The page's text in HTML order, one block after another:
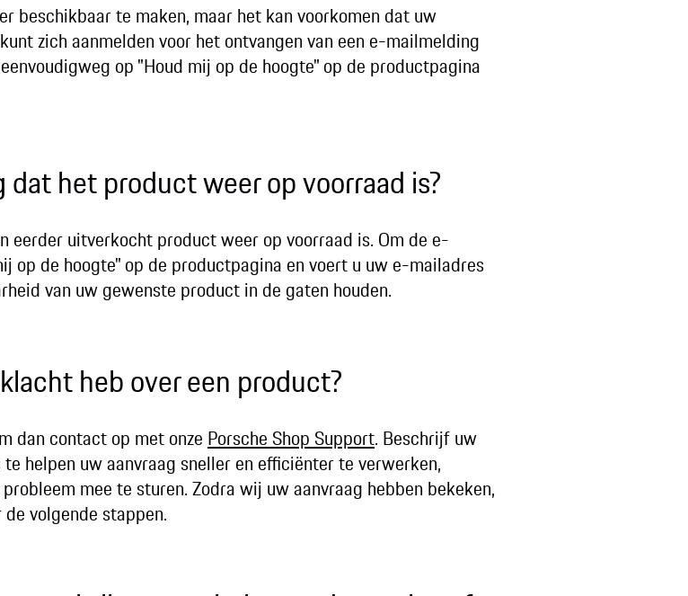
beschikbaar te maken, maar het kan voorkomen dat uw
zich aanmelden voor het ontvangen van een e-mailmelding
op "Houd mij op de hoogte" op de productpagina
het product weer op voorraad is?
eerder uitverkocht product weer op voorraad is. Om de e-
op de hoogte" op de productpagina en voert u uw e-mailadres
van uw gewenste product in de gaten houden.
heb over een product?
dan contact op met onze Porsche Shop Support. Beschrijf uw
helpen uw aanvraag sneller en efficiënter te verwerken,
mee te sturen. Zodra wij uw aanvraag hebben bekeken,
volgende stappen.